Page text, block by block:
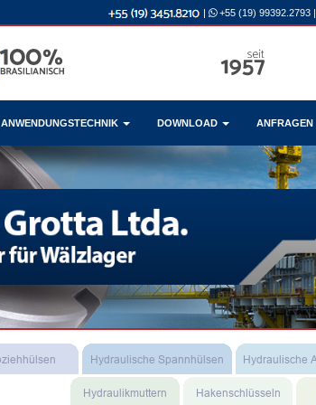
| +55 (19) 99392.2793 |
ANWENDUNGSTECHNIK DOWNLOAD ANFRAGEN